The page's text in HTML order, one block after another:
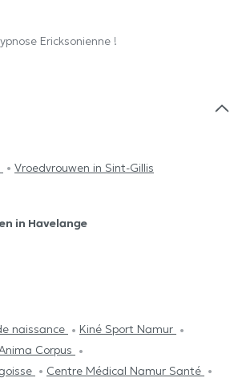
Ericksonienne !
Vroedvrouwen in Sint-Gillis
in Havelange
naissance
Kiné Sport Namur
Corpus
Centre Médical Namur Santé